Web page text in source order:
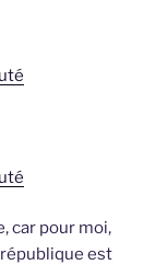
car pour moi,
est